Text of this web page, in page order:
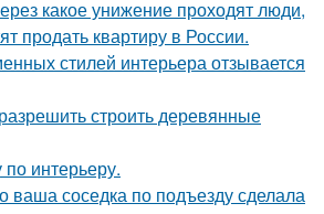
какое унижение проходят люди,
продать квартиру в России.
стилей интерьера отзывается
строить деревянные
по интерьеру.
ваша соседка по подъезду сделала